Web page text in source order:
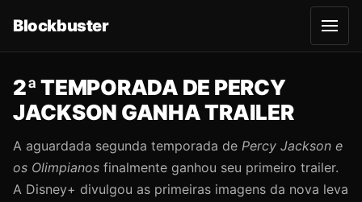
Blockbuster
A
b
r
2ª TEMPORADA DE PERCY
JACKSON GANHA TRAILER
A aguardada segunda temporada de Percy Jackson e
os Olimpianos finalmente ganhou seu primeiro trailer.
A Disney+ divulgou as primeiras imagens da nova leva